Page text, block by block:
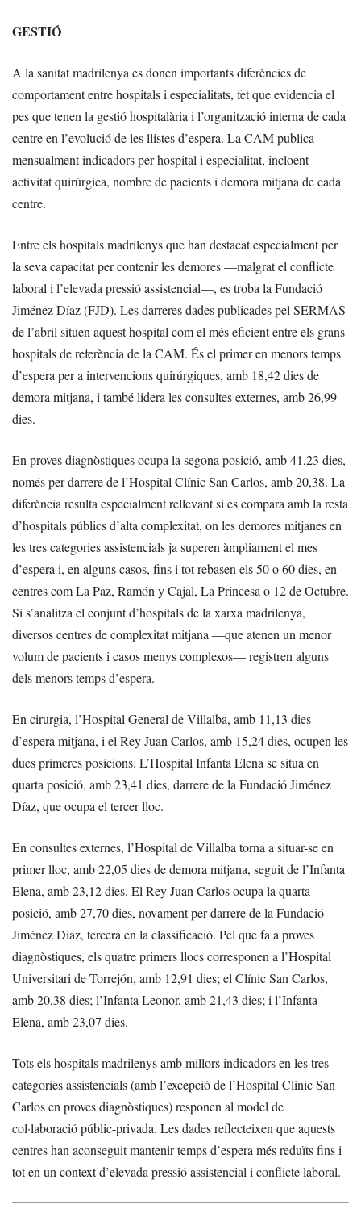
GESTIÓ
A la sanitat madrilenya es donen importants diferències de
comportament entre hospitals i especialitats, fet que evidencia el
pes que tenen la gestió hospitalària i l’organització interna de cada
centre en l’evolució de les llistes d’espera. La CAM publica
mensualment indicadors per hospital i especialitat, incloent
activitat quirúrgica, nombre de pacients i demora mitjana de cada
centre.
Entre els hospitals madrilenys que han destacat especialment per
la seva capacitat per contenir les demores —malgrat el conflicte
laboral i l’elevada pressió assistencial—, es troba la Fundació
Jiménez Díaz (FJD). Les darreres dades publicades pel SERMAS
de l’abril situen aquest hospital com el més eficient entre els grans
hospitals de referència de la CAM. És el primer en menors temps
d’espera per a intervencions quirúrgiques, amb 18,42 dies de
demora mitjana, i també lidera les consultes externes, amb 26,99
dies.
En proves diagnòstiques ocupa la segona posició, amb 41,23 dies,
només per darrere de l’Hospital Clínic San Carlos, amb 20,38. La
diferència resulta especialment rellevant si es compara amb la resta
d’hospitals públics d’alta complexitat, on les demores mitjanes en
les tres categories assistencials ja superen àmpliament el mes
d’espera i, en alguns casos, fins i tot rebasen els 50 o 60 dies, en
centres com La Paz, Ramón y Cajal, La Princesa o 12 de Octubre.
Si s’analitza el conjunt d’hospitals de la xarxa madrilenya,
diversos centres de complexitat mitjana —que atenen un menor
volum de pacients i casos menys complexos— registren alguns
dels menors temps d’espera.
En cirurgia, l’Hospital General de Villalba, amb 11,13 dies
d’espera mitjana, i el Rey Juan Carlos, amb 15,24 dies, ocupen les
dues primeres posicions. L’Hospital Infanta Elena se situa en
quarta posició, amb 23,41 dies, darrere de la Fundació Jiménez
Díaz, que ocupa el tercer lloc.
En consultes externes, l’Hospital de Villalba torna a situar-se en
primer lloc, amb 22,05 dies de demora mitjana, seguit de l’Infanta
Elena, amb 23,12 dies. El Rey Juan Carlos ocupa la quarta
posició, amb 27,70 dies, novament per darrere de la Fundació
Jiménez Díaz, tercera en la classificació. Pel que fa a proves
diagnòstiques, els quatre primers llocs corresponen a l’Hospital
Universitari de Torrejón, amb 12,91 dies; el Clínic San Carlos,
amb 20,38 dies; l’Infanta Leonor, amb 21,43 dies; i l’Infanta
Elena, amb 23,07 dies.
Tots els hospitals madrilenys amb millors indicadors en les tres
categories assistencials (amb l’excepció de l’Hospital Clínic San
Carlos en proves diagnòstiques) responen al model de
col·laboració públic-privada. Les dades reflecteixen que aquests
centres han aconseguit mantenir temps d’espera més reduïts fins i
tot en un context d’elevada pressió assistencial i conflicte laboral.